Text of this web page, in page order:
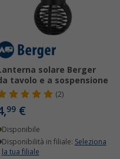
solare Berger
tavolo e a sospensione
(2)
99 €
Disponibile
Disponibilità in filiale: Seleziona
la tua filiale